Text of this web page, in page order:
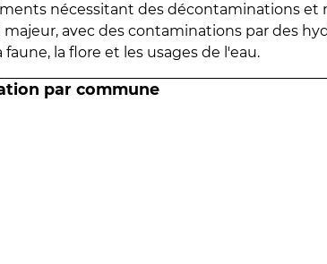
nécessitant des décontaminations et
avec des contaminations par des
la flore et les usages de l'eau.
par commune